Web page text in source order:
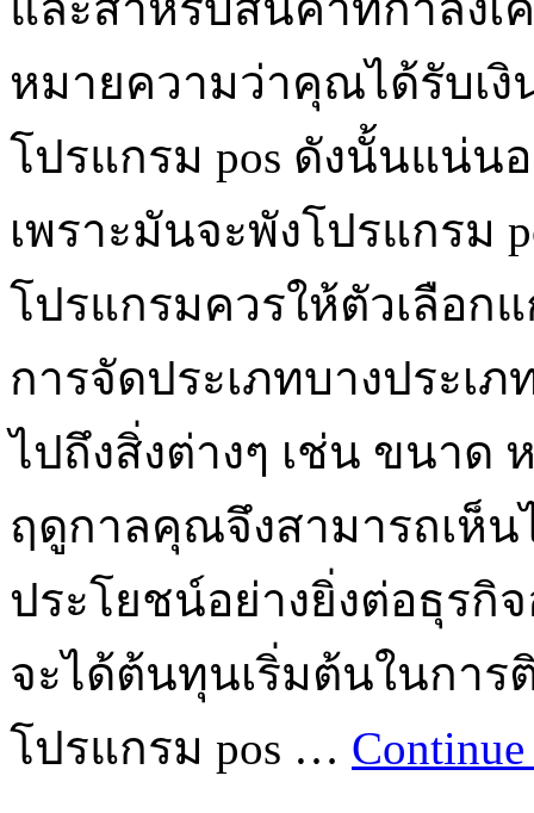
หมายความว่าคุณได้รับเ
โปรแกรม pos ดังนั้นแน่น
เพราะมันจะพังโปรแกรม
โปรแกรมควรให้ตัวเลือ
การจัดประเภทบางประเ
ไปถึงสิ่งต่างๆ เช่น ขนา
ฤดูกาลคุณจึงสามารถเห็
ประโยชน์อย่างยิ่งต่อธุรกิ
จะได้ต้นทุนเริ่มต้นในกา
โปรแกรม pos …